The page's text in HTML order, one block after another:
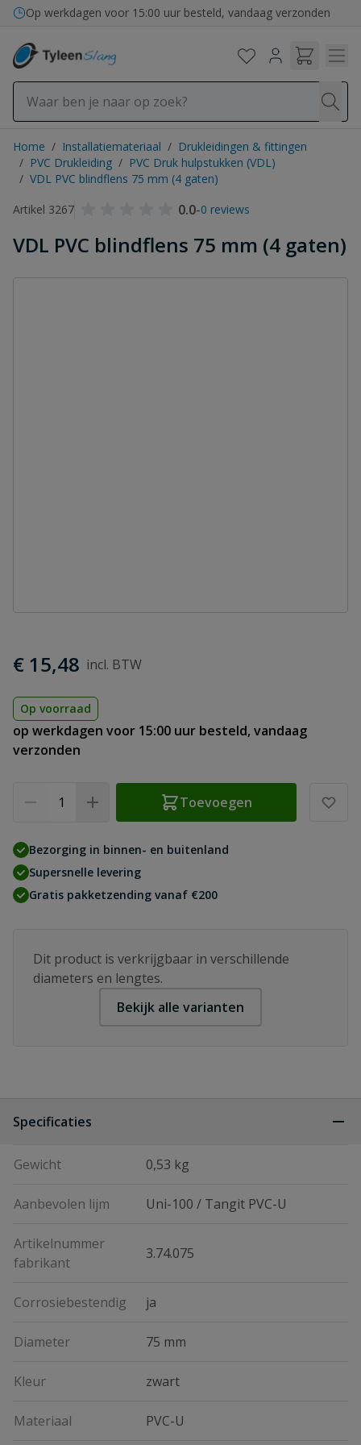
Ga naar de inhoud
Op werkdagen voor 15:00 uur besteld, vandaag verzonden
Home / Installatiemateriaal / Drukleidingen & fittingen
/ PVC Drukleiding / PVC Druk hulpstukken (VDL)
/ VDL PVC blindflens 75 mm (4 gaten)
Artikel 3267
0.0-0 reviews
VDL PVC blindflens 75 mm (4 gaten)
€ 15,48
Op voorraad
op werkdagen voor 15:00 uur besteld, vandaag
verzonden
Toevoegen
Bezorging in binnen- en buitenland
Supersnelle levering
Gratis pakketzending vanaf €200
Dit product is verkrijgbaar in verschillende
diameters en lengtes.
Bekijk alle varianten
Specificaties
Gewicht 0,53 kg
Aanbevolen lijm Uni-100 / Tangit PVC-U
Artikelnummer
fabrikant
3.74.075
Corrosiebestendig ja
Diameter 75 mm
Kleur zwart
Materiaal PVC-U